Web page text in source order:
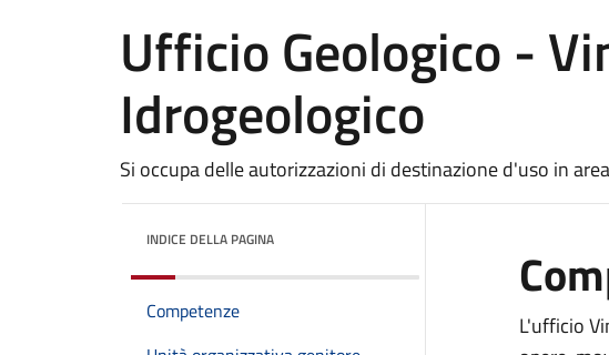
Ufficio Geologico -
Idrogeologico
Si occupa delle autorizzazioni di destinazione d'uso in
INDICE DELLA PAGINA
Competenze
L'ufficio